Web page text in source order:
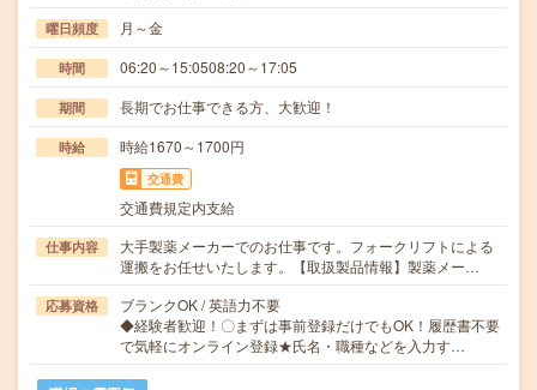
曜日頻度 月～金
時間 06:20～15:0508:20～17:05
期間 長期でお仕事できる方、大歓迎！
時給 時給1670～1700円
交通費
交通費規定内支給
仕事内容
大手製薬メーカーでのお仕事です。フォークリフトによる
運搬をお任せいたします。【取扱製品情報】製薬メー…
応募資格
ブランクOK / 英語力不要
◆経験者歓迎！〇まずは事前登録だけでもOK！履歴書不要
で気軽にオンライン登録★氏名・職種などを入力す…